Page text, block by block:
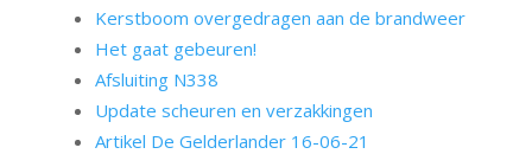
Kerstboom overgedragen aan de brandweer
Het gaat gebeuren!
Afsluiting N338
Update scheuren en verzakkingen
Artikel De Gelderlander 16-06-21